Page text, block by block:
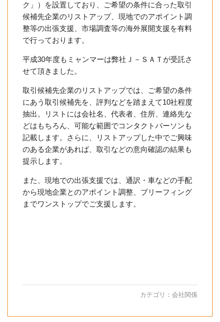
ク」）を設置しており、ご希望の条件に合った取引
候補先企業のリストアップ、現地でのアポイント調
整等の出張支援、市場調査等の海外展開支援を有料
で行っております。
平成30年度もミャンマーは弊社Ｊ－ＳＡＴが受託さ
せて頂きました。
取引候補先企業のリストアップでは、ご希望の条件
にあう取引候補先を、評判などを踏まえて10社程度
抽出。リストには会社名、代表者、住所、連絡先な
どはもちろん、可能な範囲でコンタクトパーソンも
記載します。さらに、リストアップした中でご興味
のある企業があれば、取引などの意向確認の結果も
提示します。
また、現地での出張支援では、通訳・車などの手配
から現地企業とのアポイント調整、ブリーフィング
までワンストップでご支援します。
カテゴリ： 会社関係